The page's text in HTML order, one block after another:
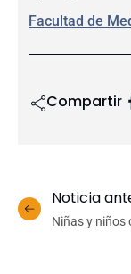
Facultad de
Compartir
Noticia
Niñas y niños